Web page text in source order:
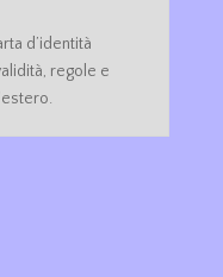
d’identità
regole e